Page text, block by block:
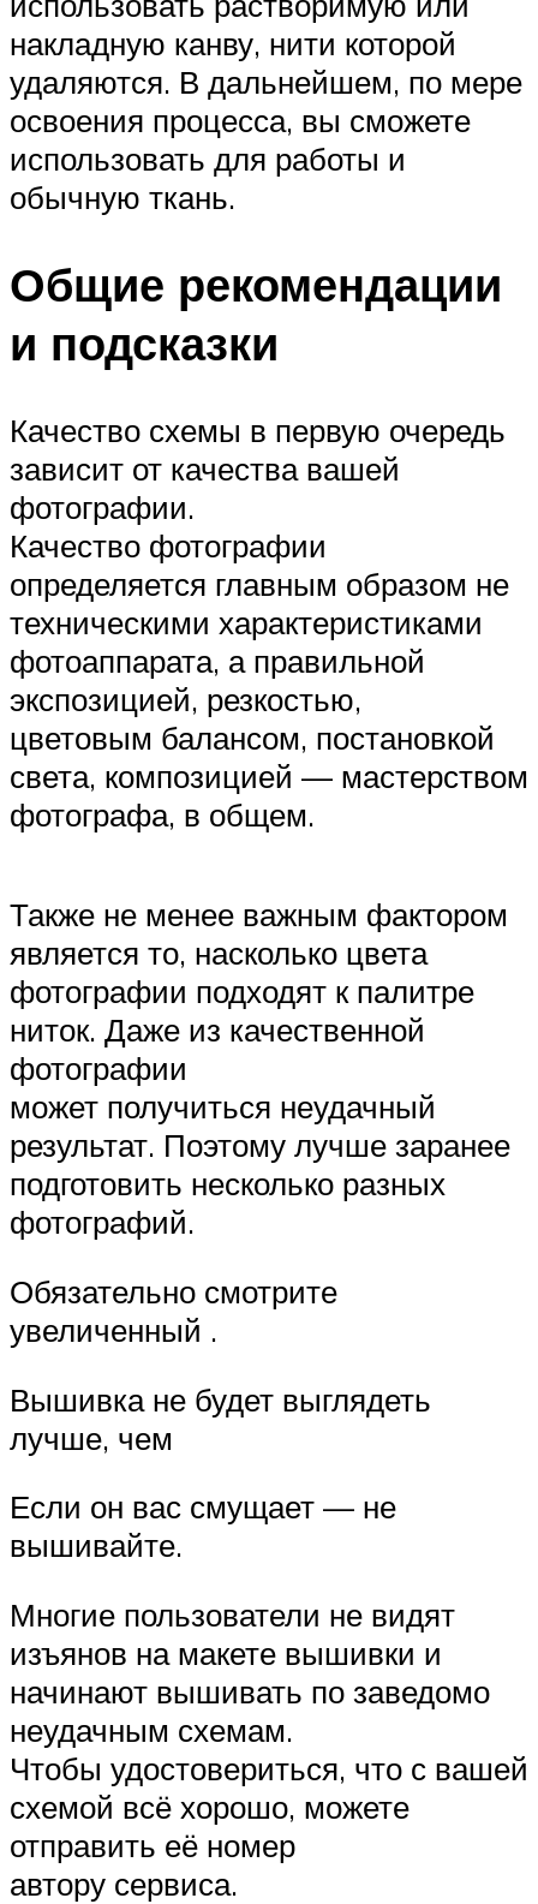
накладную канву, нити которой
удаляются. В дальнейшем, по мере
освоения процесса, вы сможете
использовать для работы и
обычную ткань.
Общие рекомендации
и подсказки
Качество схемы в первую очередь
зависит от качества вашей
фотографии.
Качество фотографии
определяется главным образом не
техническими характеристиками
фотоаппарата, а правильной
экспозицией, резкостью,
цветовым балансом, постановкой
света, композицией — мастерством
фотографа, в общем.
Также не менее важным фактором
является то, насколько цвета
фотографии подходят к палитре
ниток. Даже из качественной
фотографии
может получиться неудачный
результат. Поэтому лучше заранее
подготовить несколько разных
фотографий.
Обязательно смотрите
увеличенный .
Вышивка не будет выглядеть
лучше, чем
Если он вас смущает — не
вышивайте.
Многие пользователи не видят
изъянов на макете вышивки и
начинают вышивать по заведомо
неудачным схемам.
Чтобы удостовериться, что с вашей
схемой всё хорошо, можете
отправить её номер
автору сервиса.